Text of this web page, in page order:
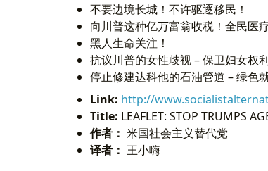
不要边境长城！不许驱逐移民！
向川普这种亿万富翁收税！全民医
黑人生命关注！
抗议川普的女性歧视 – 保卫妇女权
停止修建达科他的石油管道 – 绿色
Link: http://
Title: LEAFLET: STOP TRUMPS
作者： 米国社会主义替代党
译者： 王小嗨